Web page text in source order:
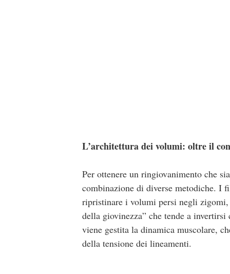
L’architettura dei volumi: oltre il
Per ottenere un ringiovanimento che
combinazione di diverse metodiche. I
ripristinare i volumi persi negli
della giovinezza” che tende a
viene gestita la dinamica muscolare,
della tensione dei lineamenti.